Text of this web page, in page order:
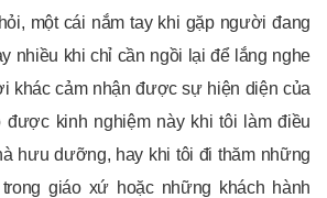
một cái nắm tay khi gặp người đang
nhiều khi chỉ cần ngồi lại để lắng nghe
khác cảm nhận được sự hiện diện của
được kinh nghiệm này khi tôi làm điều
hưu dưỡng, hay khi tôi đi thăm những
giáo xứ hoặc những khách hành